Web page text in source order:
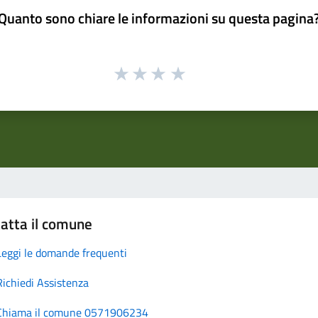
sono chiare le informazioni su questa
il comune
le domande frequenti
Assistenza
il comune 0571906234